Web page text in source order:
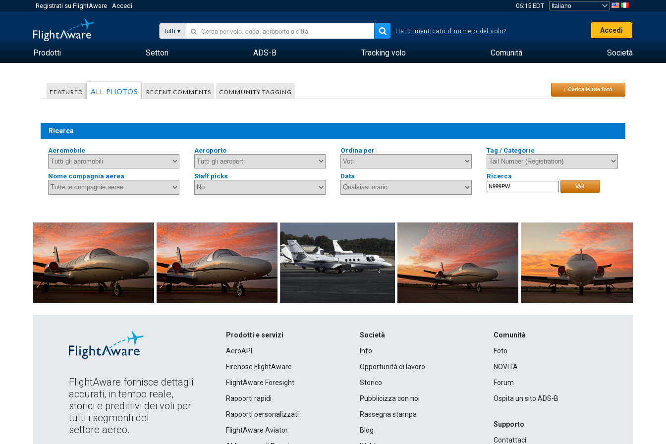
Registrati su FlightAware Accedi 06:15 EDT
Tutti Hai dimenticato il numero del volo? Accedi
Prodotti Settori ADS-B Tracking volo Comunità Società
FEATURED ALL PHOTOS RECENT COMMENTS COMMUNITY TAGGING ↑ Carica le tue foto
Ricerca
Aeromobile Aeroporto Ordina per Tag / Categorie
Nome compagnia aerea Staff picks Data Ricerca
Vai!
FlightAware fornisce dettagli
accurati, in tempo reale,
storici e predittivi dei voli per
tutti i segmenti del
settore aereo.
Prodotti e servizi
AeroAPI
Firehose FlightAware
FlightAware Foresight
Rapporti rapidi
Rapporti personalizzati
FlightAware Aviator
Società
Info
Opportunità di lavoro
Storico
Pubblicizza con noi
Rassegna stampa
Blog
Comunità
Foto
NOVITA'
Forum
Ospita un sito ADS-B
Supporto
Contattaci